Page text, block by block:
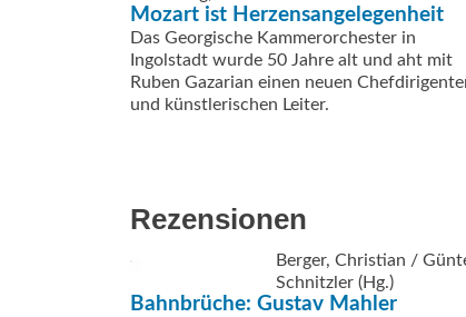
Mozart ist Herzensangelegenheit
Das Georgische Kammerorchester in
Ingolstadt wurde 50 Jahre alt und aht mit
Ruben Gazarian einen neuen
und künstlerischen Leiter.
Rezensionen
Berger, Christian /
Schnitzler (Hg.)
Bahnbrüche: Gustav Mahler